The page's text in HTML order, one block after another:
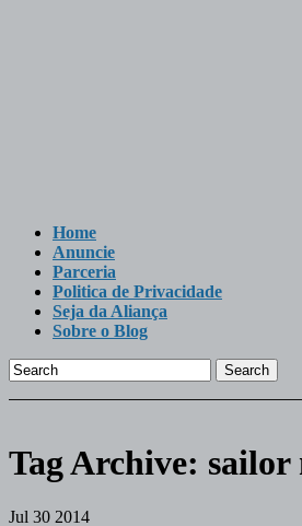
Home
Anuncie
Parceria
Politica de Privacidade
Seja da Aliança
Sobre o Blog
Search
Tag Archive: sailor
Jul 30 2014